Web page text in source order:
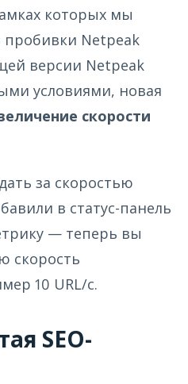
которых мы
пробивки Netpeak
версии Netpeak
условиями, новая
скорости
за скоростью
в статус-панель
— теперь вы
скорость
10 URL/с.
SEO-